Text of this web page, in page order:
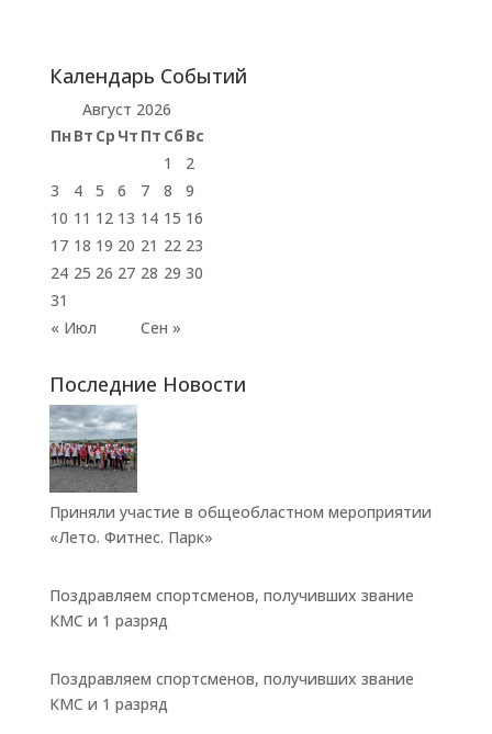
Календарь Событий
Август 2026
Пн Вт Ср Чт Пт Сб Вс
« Июл Сен »
1
2
3
4 5 6 7 8
9
10 11 12 13 14 15 16
17 18 19 20 21 22 23
24 25 26 27 28 29 30
31
Последние Новости
Приняли участие в общеобластном мероприятии
«Лето. Фитнес. Парк»
Поздравляем спортсменов, получивших звание
КМС и 1 разряд
Поздравляем спортсменов, получивших звание
КМС и 1 разряд